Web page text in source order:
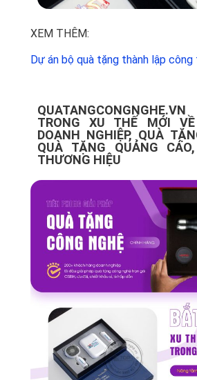
XEM THÊM:
Dự án bộ quà tặng thành lập công
TRONG XU THẾ MỚI
DOANH NGHIỆP, QUÀ
QUÀ TẶNG QUẢNG
THƯƠNG HIỆU